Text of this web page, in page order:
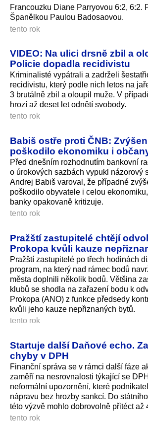
Francouzku Diane Parryovou 6:2, 6:2.
Španělkou Paulou Badosaovou.
tento rok
VIDEO: Na ulici drsně zbil a
Policie dopadla recidivistu
Kriminalisté vypátrali a zadrželi
recidivistu, který podle nich letos na
3 brutálně zbil a oloupil muže. V
hrozí až deset let odnětí svobody.
tento rok
Babiš ostře proti ČNB:
poškodilo ekonomiku i
Před dnešním rozhodnutím bankovní
o úrokových sazbách vypukl názorový
Andrej Babiš varoval, že případné
poškodilo obyvatele i celou
banky opakovaně kritizuje.
tento rok
Pražští zastupitelé chtějí
Prokopa kvůli kauze
Pražští zastupitelé po třech hodinách
program, na který nad rámec bodů
města doplnili několik bodů. Většina
klubů se shodla na zařazení bodu k
Prokopa (ANO) z funkce předsedy
kvůli jeho kauze nepřiznaných bytů.
tento rok
Startuje další Daňové echo.
chyby v DPH
Finanční správa se v rámci další fáze
zaměří na nesrovnalosti týkající se
neformální upozornění, které
nápravu bez hrozby sankcí. Do
této výzvě mohlo dobrovolně přitéct až
tento rok